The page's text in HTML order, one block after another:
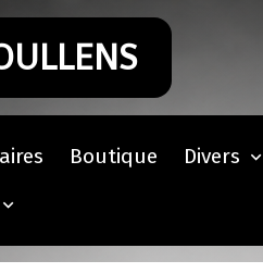
Boutique
Divers